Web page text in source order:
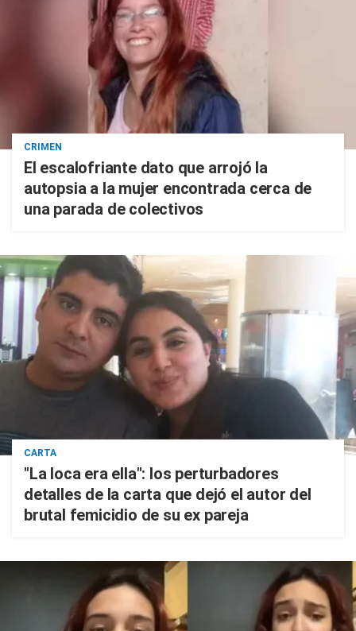
CRIMEN
El escalofriante dato que arrojó la
autopsia a la mujer encontrada cerca de
una parada de colectivos
CARTA
"La loca era ella": los perturbadores
detalles de la carta que dejó el autor del
brutal femicidio de su ex pareja